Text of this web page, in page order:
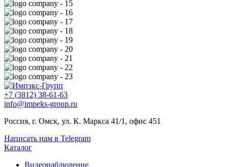
+7 (3812) 38-61-63
info@impeks-group.ru
Россия, г. Омск, ул. К. Маркса 41/1, офис 451
Написать нам в Telegram
Каталог
Видеонаблюдение